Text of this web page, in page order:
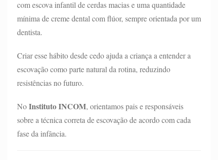
com escova infantil de cerdas macias e uma quantidade
mínima de creme dental com flúor, sempre orientada por um
dentista.
Criar esse hábito desde cedo ajuda a criança a entender a
escovação como parte natural da rotina, reduzindo
resistências no futuro.
NoInstituto INCOM, orientamos pais e responsáveis
sobre a técnica correta de escovação de acordo com cada
fase da infância.